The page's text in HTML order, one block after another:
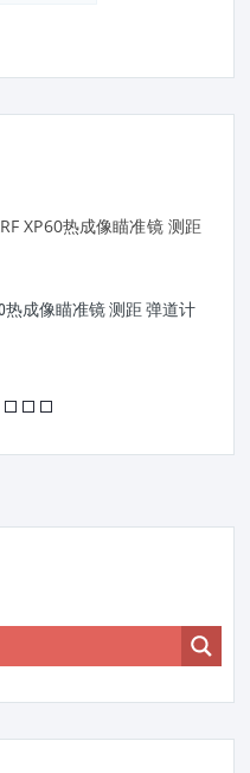
热成像瞄准镜 测距 弹道计